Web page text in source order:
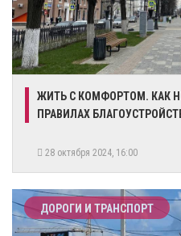
​ЖИТЬ С КОМФОРТОМ. КАК
ПРАВИЛАХ
28 октября 2024, 16:00
ДОРОГИ И ТРАНСПОРТ